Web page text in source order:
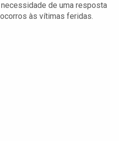
de uma resposta
às vítimas feridas.